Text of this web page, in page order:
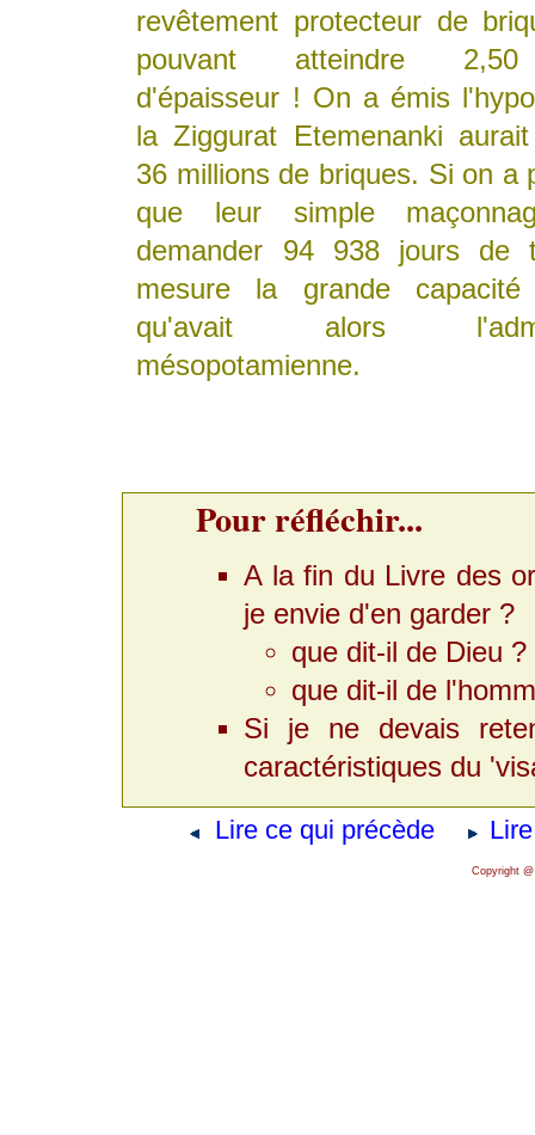
revêtement protecteur de
pouvant atteindre
d'épaisseur ! On a émis
la Ziggurat Etemenanki
36 millions de briques. Si on a
que leur simple
demander 94 938 jours de
mesure la grande capacité
qu'avait alors
mésopotamienne.
Pour réfléchir...
A la fin du Livre des
je envie d'en garder ?
que dit-il de Dieu ?
que dit-il de
Si je ne devais
caractéristiques du
Lire ce qui précède
Copyright